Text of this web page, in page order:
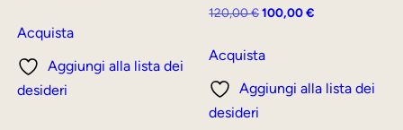
originale
80,00 €.50,00 €.
Acquista
Aggiungi alla lista dei
desideri
120,00€Il
originale
120,00 €.
100,00€
100,00 €.
Acquista
Aggiungi alla lista dei
desideri